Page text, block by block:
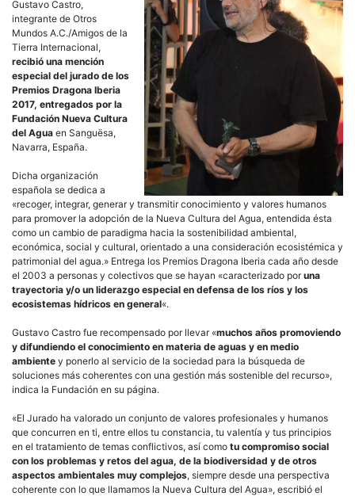
Gustavo Castro,
integrante de Otros
Mundos A.C./Amigos de la
Tierra Internacional,
recibió una mención
especial del jurado de los
Premios Dragona Iberia
2017, entregados por la
Fundación Nueva Cultura
del Agua en Sanguësa,
Navarra, España.
Dicha organización
española se dedica a
«recoger, integrar, generar y transmitir conocimiento y valores humanos
para promover la adopción de la Nueva Cultura del Agua, entendida ésta
como un cambio de paradigma hacia la sostenibilidad ambiental,
económica, social y cultural, orientado a una consideración ecosistémica y
patrimonial del agua.» Entrega los Premios Dragona Iberia cada año desde
el 2003 a personas y colectivos que se hayan «caracterizado poruna
trayectoria y/o un liderazgo especial en defensa de los ríos y los
ecosistemas hídricos en general«.
Gustavo Castro fue recompensado por llevar «muchos años promoviendo
y difundiendo el conocimiento en materia de aguas y en medio
ambiente y ponerlo al servicio de la sociedad para la búsqueda de
soluciones más coherentes con una gestión más sostenible del recurso»,
indica la Fundación en su página.
«El Jurado ha valorado un conjunto de valores profesionales y humanos
que concurren en ti, entre ellos tu constancia, tu valentía y tus principios
en el tratamiento de temas conflictivos, así como tu compromiso social
con los problemas y retos del agua, de la biodiversidad y de otros
aspectos ambientales muy complejos, siempre desde una perspectiva
coherente con lo que llamamos la Nueva Cultura del Agua», escribió el